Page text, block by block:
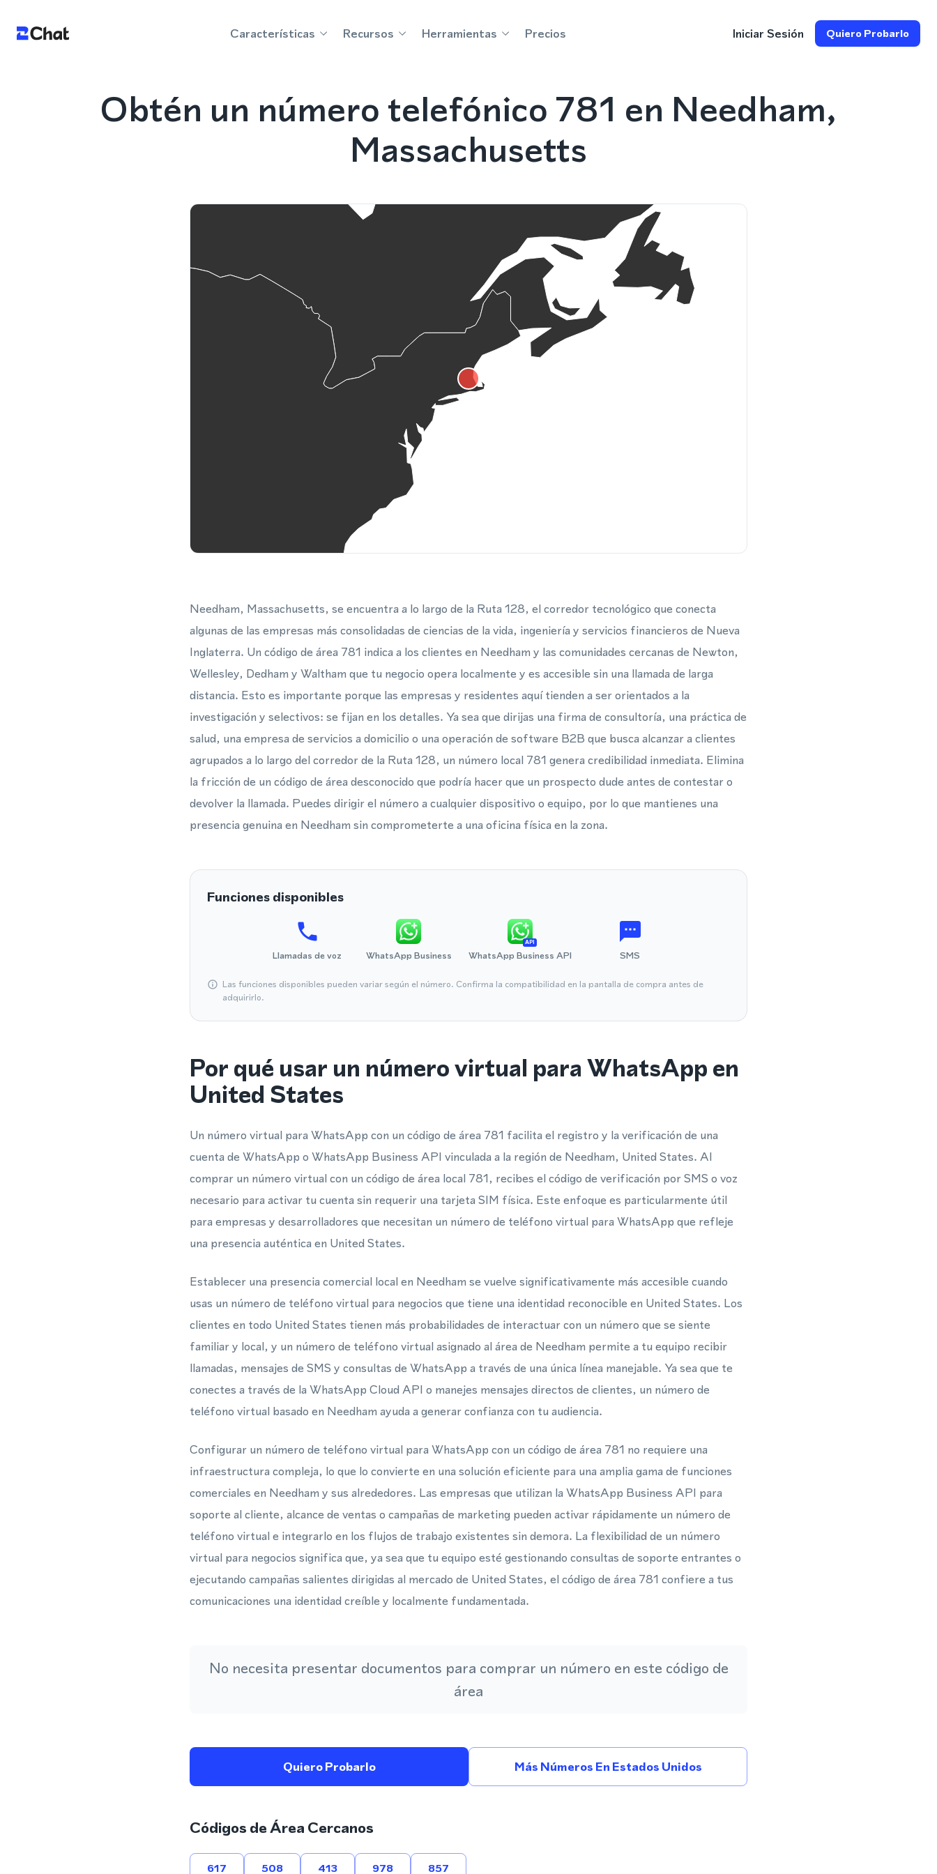
Características Recursos Herramientas Precios Iniciar Sesión Quiero Probarlo
Obtén un número telefónico 781 en Needham,
Massachusetts
Needham, Massachusetts, se encuentra a lo largo de la Ruta 128, el corredor tecnológico que conecta
algunas de las empresas más consolidadas de ciencias de la vida, ingeniería y servicios financieros de Nueva
Inglaterra. Un código de área 781 indica a los clientes en Needham y las comunidades cercanas de Newton,
Wellesley, Dedham y Waltham que tu negocio opera localmente y es accesible sin una llamada de larga
distancia. Esto es importante porque las empresas y residentes aquí tienden a ser orientados a la
investigación y selectivos: se fijan en los detalles. Ya sea que dirijas una firma de consultoría, una práctica de
salud, una empresa de servicios a domicilio o una operación de software B2B que busca alcanzar a clientes
agrupados a lo largo del corredor de la Ruta 128, un número local 781 genera credibilidad inmediata. Elimina
la fricción de un código de área desconocido que podría hacer que un prospecto dude antes de contestar o
devolver la llamada. Puedes dirigir el número a cualquier dispositivo o equipo, por lo que mantienes una
presencia genuina en Needham sin comprometerte a una oficina física en la zona.
Funciones disponibles
Llamadas de voz WhatsApp Business
API
WhatsApp Business API SMS
Las funciones disponibles pueden variar según el número. Confirma la compatibilidad en la pantalla de compra antes de
adquirirlo.
Por qué usar un número virtual para WhatsApp en
United States
Un número virtual para WhatsApp con un código de área 781 facilita el registro y la verificación de una
cuenta de WhatsApp o WhatsApp Business API vinculada a la región de Needham, United States. Al
comprar un número virtual con un código de área local 781, recibes el código de verificación por SMS o voz
necesario para activar tu cuenta sin requerir una tarjeta SIM física. Este enfoque es particularmente útil
para empresas y desarrolladores que necesitan un número de teléfono virtual para WhatsApp que refleje
una presencia auténtica en United States.
Establecer una presencia comercial local en Needham se vuelve significativamente más accesible cuando
usas un número de teléfono virtual para negocios que tiene una identidad reconocible en United States. Los
clientes en todo United States tienen más probabilidades de interactuar con un número que se siente
familiar y local, y un número de teléfono virtual asignado al área de Needham permite a tu equipo recibir
llamadas, mensajes de SMS y consultas de WhatsApp a través de una única línea manejable. Ya sea que te
conectes a través de la WhatsApp Cloud API o manejes mensajes directos de clientes, un número de
teléfono virtual basado en Needham ayuda a generar confianza con tu audiencia.
Configurar un número de teléfono virtual para WhatsApp con un código de área 781 no requiere una
infraestructura compleja, lo que lo convierte en una solución eficiente para una amplia gama de funciones
comerciales en Needham y sus alrededores. Las empresas que utilizan la WhatsApp Business API para
soporte al cliente, alcance de ventas o campañas de marketing pueden activar rápidamente un número de
teléfono virtual e integrarlo en los flujos de trabajo existentes sin demora. La flexibilidad de un número
virtual para negocios significa que, ya sea que tu equipo esté gestionando consultas de soporte entrantes o
ejecutando campañas salientes dirigidas al mercado de United States, el código de área 781 confiere a tus
comunicaciones una identidad creíble y localmente fundamentada.
No necesita presentar documentos para comprar un número en este código de
área
Quiero Probarlo Más Números En Estados Unidos
Códigos de Área Cercanos
617 508 413 978 857